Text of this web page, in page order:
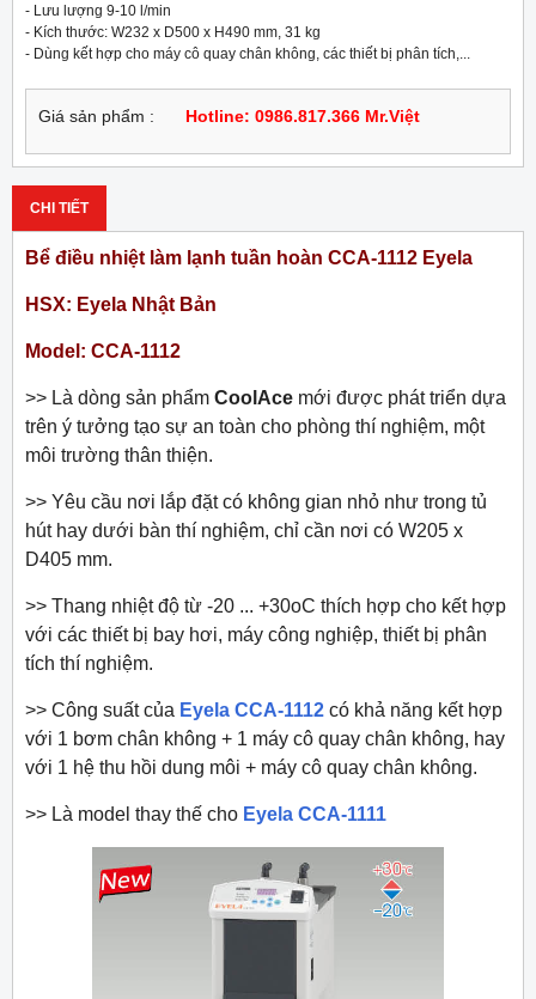
- Lưu lượng 9-10 l/min
- Kích thước: W232 x D500 x H490 mm, 31 kg
- Dùng kết hợp cho máy cô quay chân không, các thiết bị phân tích,...
Giá sản phẩm : Hotline: 0986.817.366 Mr.Việt
CHI TIẾT
Bể điều nhiệt làm lạnh tuần hoàn CCA-1112 Eyela
HSX: Eyela Nhật Bản
Model: CCA-1112
>> Là dòng sản phẩm CoolAce mới được phát triển dựa
trên ý tưởng tạo sự an toàn cho phòng thí nghiệm, một
môi trường thân thiện.
>> Yêu cầu nơi lắp đặt có không gian nhỏ như trong tủ
hút hay dưới bàn thí nghiệm, chỉ cần nơi có W205 x
D405 mm.
>> Thang nhiệt độ từ -20 ... +30oC thích hợp cho kết hợp
với các thiết bị bay hơi, máy công nghiệp, thiết bị phân
tích thí nghiệm.
>> Công suất của Eyela CCA-1112 có khả năng kết hợp
với 1 bơm chân không + 1 máy cô quay chân không, hay
với 1 hệ thu hồi dung môi + máy cô quay chân không.
>> Là model thay thế cho Eyela CCA-1111